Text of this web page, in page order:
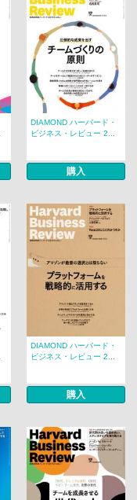
DIAMOND ハーバード・
ビジネス・レビュー 2...
購入
DIAMOND ハーバード・
ビジネス・レビュー 2...
購入